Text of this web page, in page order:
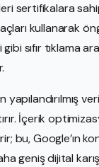
sertifikalara
kullanarak
sıfır tıklama
İçerik
Google’ın
geniş dijital